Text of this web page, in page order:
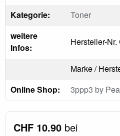
Kategorie:
Toner
weitere
Infos:
Hersteller-
Marke /
Online Shop:
3ppp3 by
CHF 10.90 bei